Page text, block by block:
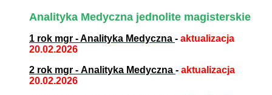
Analityka Medyczna jednolite magisterskie
1 rok mgr - Analityka Medyczna - aktualizacja
20.02.2026
2 rok mgr - Analityka Medyczna - aktualizacja
20.02.2026